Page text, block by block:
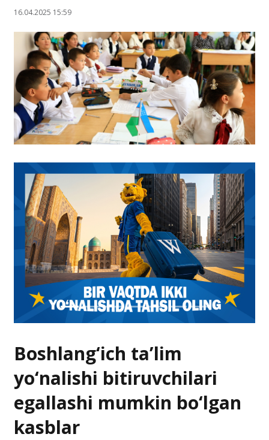
16.04.2025 15:59
Boshlang‘ich ta’lim
yo‘nalishi bitiruvchilari
egallashi mumkin bo‘lgan
kasblar